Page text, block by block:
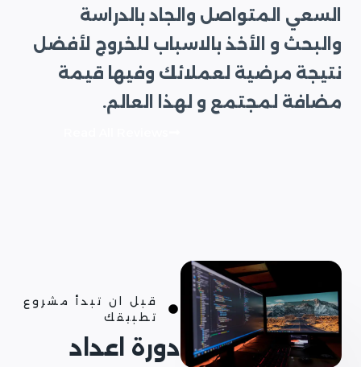
السعي المتواصل والجاد بالدراسة
والبحث و الأخذ بالاسباب للخروج لأفضل
نتيجة مرضية لعملائك وفيها قيمة
مضافة لمجتمع و لهذا العالم.
قبل ان تبدأ مشروع
تطبيقك
دورة اعداد